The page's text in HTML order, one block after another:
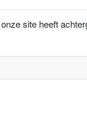
site heeft